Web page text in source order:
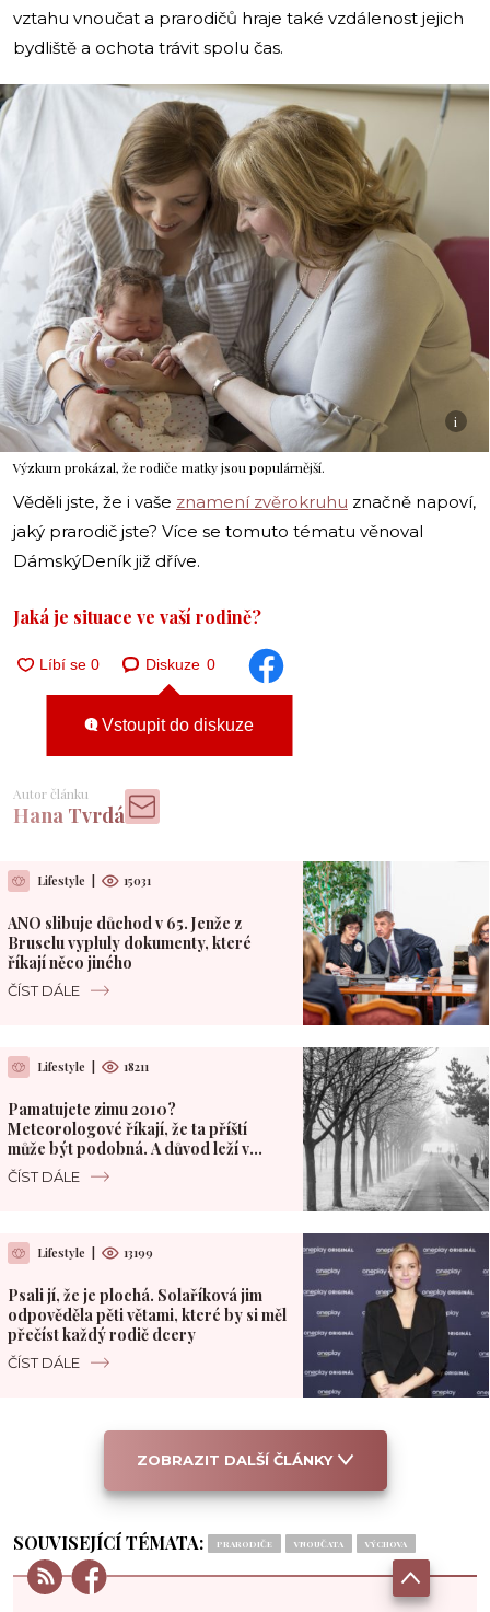
vztahu vnoučat a prarodičů hraje také vzdálenost jejich
bydliště a ochota trávit spolu čas.
i
Výzkum prokázal, že rodiče matky jsou populárnější.
Věděli jste, že i vaše znamení zvěrokruhu značně napoví,
jaký prarodič jste? Více se tomuto tématu věnoval
DámskýDeník již dříve.
Jaká je situace ve vaší rodině?
Diskuze 0
Vstoupit do diskuze
Autor článku
Hana Tvrdá
Lifestyle 15031
ANO slibuje důchod v 65. Jenže z
Bruselu vypluly dokumenty, které
říkají něco jiného
ČÍST DÁLE
Lifestyle 18211
Pamatujete zimu 2010?
Meteorologové říkají, že ta příští
může být podobná. A důvod leží v
Pacifiku
ČÍST DÁLE
Lifestyle 13199
Psali jí, že je plochá. Solaříková jim
odpověděla pěti větami, které by si měl
přečíst každý rodič dcery
ČÍST DÁLE
ZOBRAZIT DALŠÍ ČLÁNKY
SOUVISEJÍCÍ TÉMATA: PRARODIČE VNOUČATA VÝCHOVA